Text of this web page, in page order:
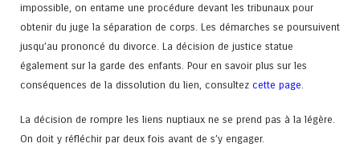
impossible, on entame une procédure devant les tribunaux pour
obtenir du juge la séparation de corps. Les démarches se poursuivent
jusqu’au prononcé du divorce. La décision de justice statue
également sur la garde des enfants. Pour en savoir plus sur les
conséquences de la dissolution du lien, consultez cette page
La décision de rompre les liens nuptiaux ne se prend pas à la légère.
On doit y réfléchir par deux fois avant de s’y engager.